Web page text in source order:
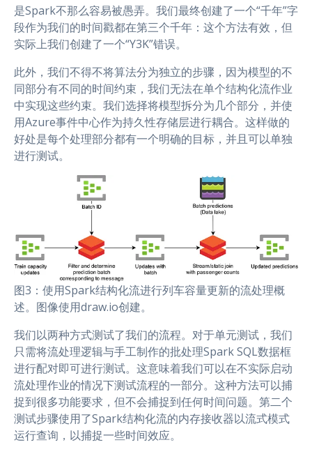
是Spark不那么容易被愚弄。我们最终创建了一个“千年”字
段作为我们的时间戳都在第三个千年：这个方法有效，但
实际上我们创建了一个“Y3K”错误。
此外，我们不得不将算法分为独立的步骤，因为模型的不
同部分有不同的时间约束，我们无法在单个结构化流作业
中实现这些约束。我们选择将模型拆分为几个部分，并使
用Azure事件中心作为持久性存储层进行耦合。这样做的
好处是每个处理部分都有一个明确的目标，并且可以单独
进行测试。
图3：使用Spark结构化流进行列车容量更新的流处理概
述。图像使用draw.io创建。
我们以两种方式测试了我们的流程。对于单元测试，我们
只需将流处理逻辑与手工制作的批处理Spark SQL数据框
进行配对即可进行测试。这意味着我们可以在不实际启动
流处理作业的情况下测试流程的一部分。这种方法可以捕
捉到很多功能要求，但不会捕捉到任何时间问题。第二个
测试步骤使用了Spark结构化流的内存接收器以流式模式
运行查询，以捕捉一些时间效应。